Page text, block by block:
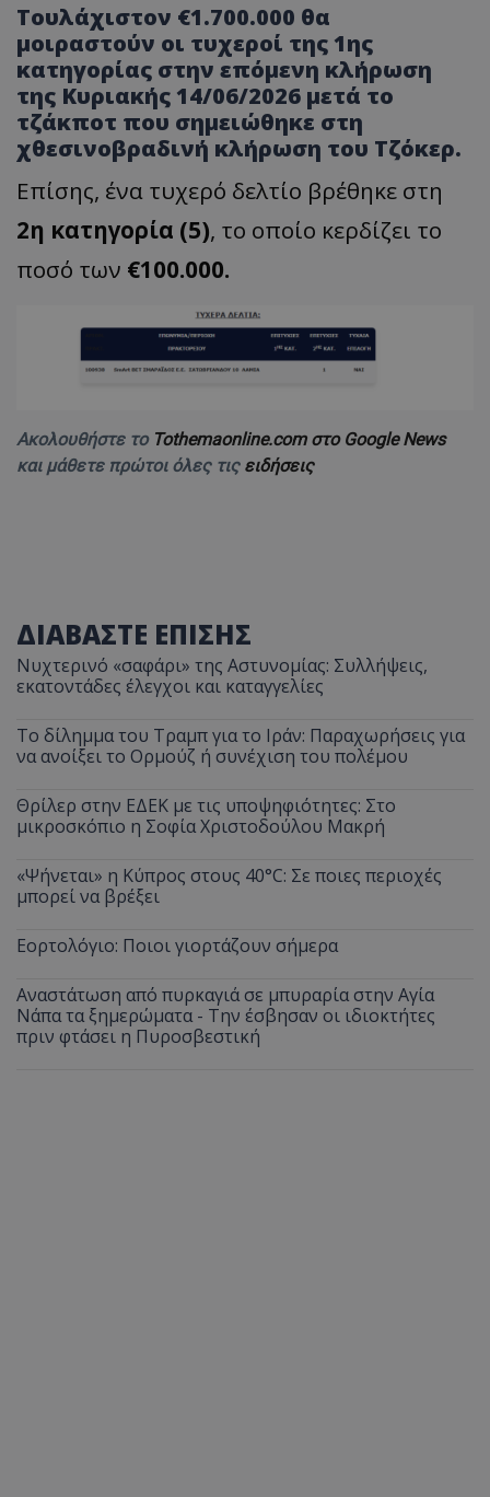
Τουλάχιστον €1.700.000 θα
μοιραστούν οι τυχεροί της 1ης
κατηγορίας στην επόμενη κλήρωση
της Κυριακής 14/06/2026 μετά το
τζάκποτ που σημειώθηκε στη
χθεσινοβραδινή κλήρωση του Τζόκερ.
Επίσης, ένα τυχερό δελτίο βρέθηκε στη
2η κατηγορία (5), το οποίο κερδίζει το
ποσό των €100.000.
Ακολουθήστε το Tothemaonline.com στο Google News
και μάθετε πρώτοι όλες τις ειδήσεις
ΔΙΑΒΑΣΤΕ ΕΠΙΣΗΣ
Νυχτερινό «σαφάρι» της Αστυνομίας: Συλλήψεις,
εκατοντάδες έλεγχοι και καταγγελίες
Το δίλημμα του Τραμπ για το Ιράν: Παραχωρήσεις για
να ανοίξει το Ορμούζ ή συνέχιση του πολέμου
Θρίλερ στην ΕΔΕΚ με τις υποψηφιότητες: Στο
μικροσκόπιο η Σοφία Χριστοδούλου Μακρή
«Ψήνεται» η Κύπρος στους 40°C: Σε ποιες περιοχές
μπορεί να βρέξει
Εορτολόγιο: Ποιοι γιορτάζουν σήμερα
Αναστάτωση από πυρκαγιά σε μπυραρία στην Αγία
Νάπα τα ξημερώματα - Την έσβησαν οι ιδιοκτήτες
πριν φτάσει η Πυροσβεστική